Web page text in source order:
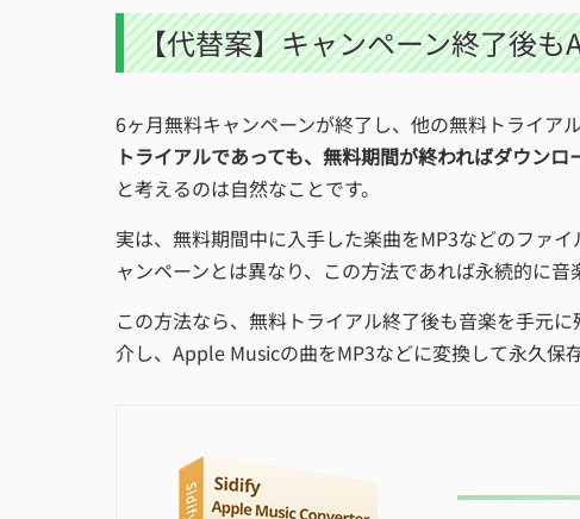
【代替案】キャンペーン終了後
6ヶ月無料キャンペーンが終了し、他の無料トライア
トライアルであっても、無料期間が終わればダウンロ
と考えるのは自然なことです。
実は、無料期間中に入手した楽曲をMP3などのファ
ャンペーンとは異なり、この方法であれば永続的に音
この方法なら、無料トライアル終了後も音楽を手元
介し、Apple Musicの曲をMP3などに変換して永久保